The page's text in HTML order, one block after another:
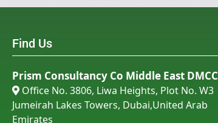
Find Us
Prism Consultancy Co Middle East DMCC
 Office No. 3806, Liwa Heights, Plot No. W3
Jumeirah Lakes Towers, Dubai,United Arab
Emirates